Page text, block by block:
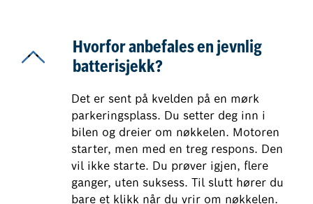
Hvorfor anbefales en jevnlig
batterisjekk?
Det er sent på kvelden på en mørk
parkeringsplass. Du setter deg inn i
bilen og dreier om nøkkelen. Motoren
starter, men med en treg respons. Den
vil ikke starte. Du prøver igjen, flere
ganger, uten suksess. Til slutt hører du
bare et klikk når du vrir om nøkkelen.